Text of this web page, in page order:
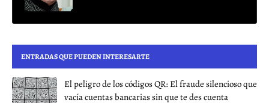
ENTRADAS QUE PUEDEN INTERESARTE
El peligro de los códigos QR: El fraude silencioso que
vacía cuentas bancarias sin que te des cuenta